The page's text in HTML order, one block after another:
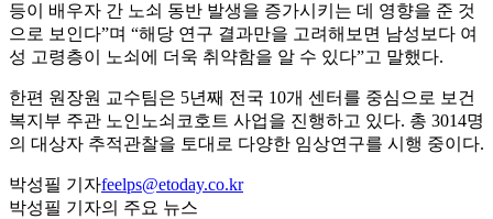
등이 배우자 간 노쇠 동반 발생을 증가시키는 데 영향을 준 것
으로 보인다”며 “해당 연구 결과만을 고려해보면 남성보다 여
성 고령층이 노쇠에 더욱 취약함을 알 수 있다”고 말했다.
한편 원장원 교수팀은 5년째 전국 10개 센터를 중심으로 보건
복지부 주관 노인노쇠코호트 사업을 진행하고 있다. 총 3014명
의 대상자 추적관찰을 토대로 다양한 임상연구를 시행 중이다.
박성필 기자feelps@etoday.co.kr
박성필 기자의 주요 뉴스